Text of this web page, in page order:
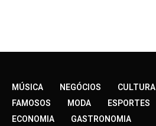
MÚSICA NEGÓCIOS CULTURA
FAMOSOS
MODA ESPORTES
ECONOMIA
GASTRONOMIA